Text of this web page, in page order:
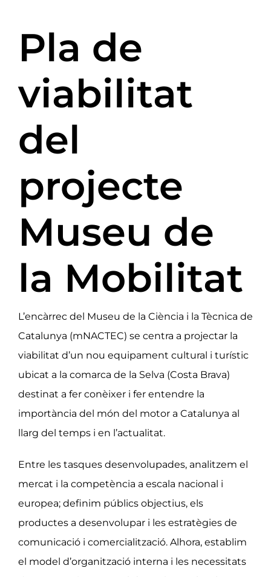
Pla de
viabilitat
del
projecte
Museu de
la Mobilitat
L’encàrrec del Museu de la Ciència i la Tècnica de
Catalunya (mNACTEC) se centra a projectar la
viabilitat d’un nou equipament cultural i turístic
ubicat a la comarca de la Selva (Costa Brava)
destinat a fer conèixer i fer entendre la
importància del món del motor a Catalunya al
llarg del temps i en l’actualitat.
Entre les tasques desenvolupades, analitzem el
mercat i la competència a escala nacional i
europea; definim públics objectius, els
productes a desenvolupar i les estratègies de
comunicació i comercialització. Alhora, establim
el model d’organització interna i les necessitats